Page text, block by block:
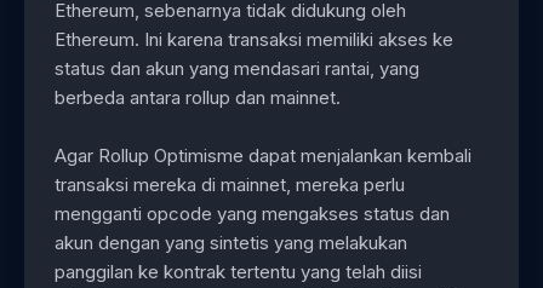
Ethereum, sebenarnya tidak didukung oleh
Ethereum. Ini karena transaksi memiliki akses ke
status dan akun yang mendasari rantai, yang
berbeda antara rollup dan mainnet.
Agar Rollup Optimisme dapat menjalankan kembali
transaksi mereka di mainnet, mereka perlu
mengganti opcode yang mengakses status dan
akun dengan yang sintetis yang melakukan
panggilan ke kontrak tertentu yang telah diisi